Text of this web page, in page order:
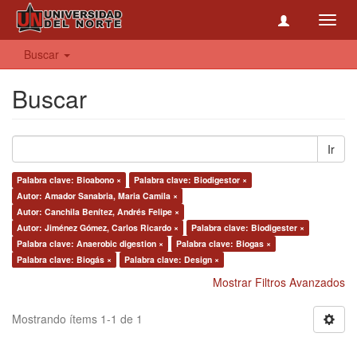
Buscar
Buscar
Ir
Palabra clave: Bioabono ×
Palabra clave: Biodigestor ×
Autor: Amador Sanabria, Maria Camila ×
Autor: Canchila Benítez, Andrés Felipe ×
Autor: Jiménez Gómez, Carlos Ricardo ×
Palabra clave: Biodigester ×
Palabra clave: Anaerobic digestion ×
Palabra clave: Biogas ×
Palabra clave: Biogás ×
Palabra clave: Design ×
Mostrar Filtros Avanzados
Mostrando ítems 1-1 de 1